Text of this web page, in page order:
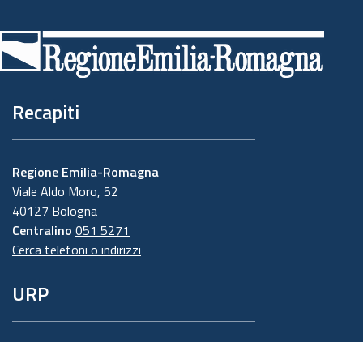
di
pagina
Recapiti
Regione Emilia-Romagna
Viale Aldo Moro, 52
40127 Bologna
Centralino 051 5271
Cerca telefoni o indirizzi
URP